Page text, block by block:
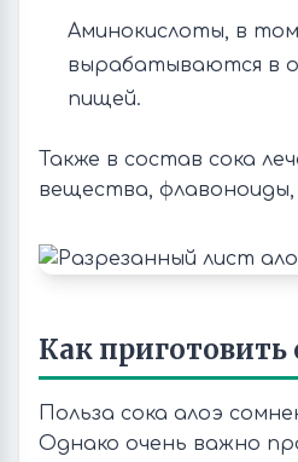
Аминокислоты, в том
вырабатываются в
пищей.
Также в состав сока
вещества,
Как приготовить
Польза сока алоэ
Однако очень важно